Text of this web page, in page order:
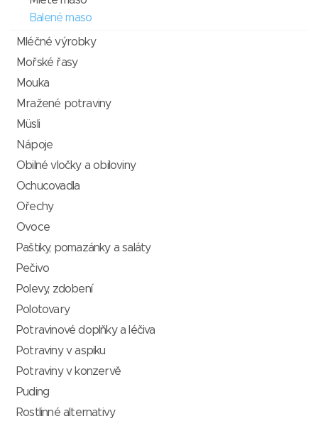
Balené maso
Mléčné výrobky
Mořské řasy
Mouka
Mražené potraviny
Müsli
Nápoje
Obilné vločky a obiloviny
Ochucovadla
Ořechy
Ovoce
Paštiky, pomazánky a saláty
Pečivo
Polevy, zdobení
Polotovary
Potravinové doplňky a léčiva
Potraviny v aspiku
Potraviny v konzervě
Puding
Rostlinné alternativy